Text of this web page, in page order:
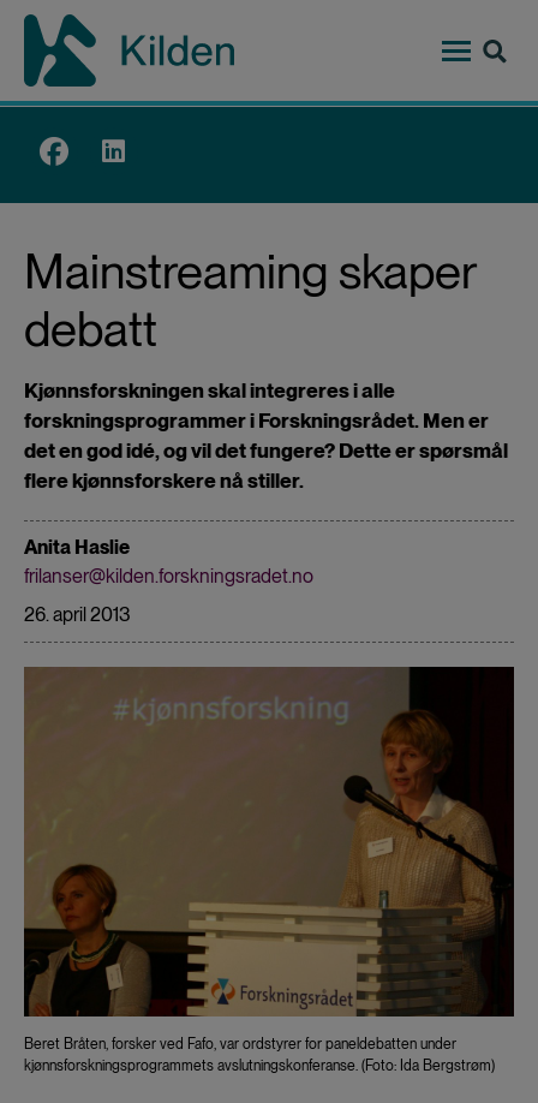
Hopp
hovedinnhold
Top
Mainstreaming skaper
debatt
Kjønnsforskningen skal integreres i alle
forskningsprogrammer i Forskningsrådet. Men er
det en god idé, og vil det fungere? Dette er spørsmål
flere kjønnsforskere nå stiller.
Anita Haslie
frilanser@kilden.forskningsradet.no
26. april 2013
Beret Bråten, forsker ved Fafo, var ordstyrer for paneldebatten under
kjønnsforskningsprogrammets avslutningskonferanse. (Foto: Ida Bergstrøm)